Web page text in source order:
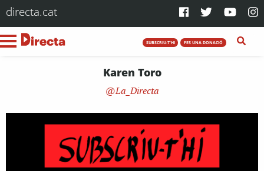
directa.cat
SUBSCRIU-T'HI FES UNA DONACIÓ
Karen Toro
La_Directa